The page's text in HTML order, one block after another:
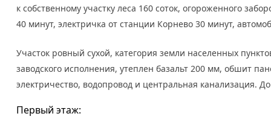
к собственному участку леса 160 соток, огороженного
40 минут, электричка от станции Корнево 30 минут,
Участок ровный сухой, категория земли населенных
заводского исполнения, утеплен базальт 200 мм, обшит
электричество, водопровод и центральная канализация.
Первый этаж: